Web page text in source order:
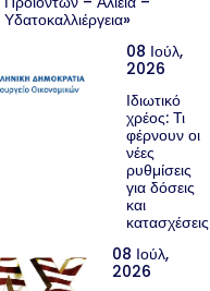
Υδατοκαλλιέργεια»
08 Ιούλ,
2026
Ιδιωτικό
χρέος: Τι
φέρνουν οι
νέες
ρυθμίσεις
για δόσεις
και
κατασχέσεις
08 Ιούλ,
2026